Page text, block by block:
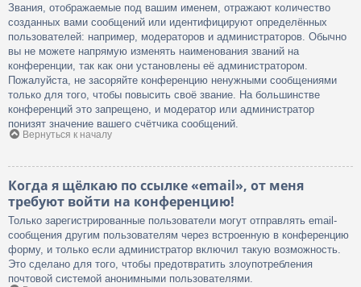
Звания, отображаемые под вашим именем, отражают количество
созданных вами сообщений или идентифицируют определённых
пользователей: например, модераторов и администраторов. Обычно
вы не можете напрямую изменять наименования званий на
конференции, так как они установлены её администратором.
Пожалуйста, не засоряйте конференцию ненужными сообщениями
только для того, чтобы повысить своё звание. На большинстве
конференций это запрещено, и модератор или администратор
понизят значение вашего счётчика сообщений.
Вернуться к началу
Когда я щёлкаю по ссылке «email», от меня
требуют войти на конференцию!
Только зарегистрированные пользователи могут отправлять email-
сообщения другим пользователям через встроенную в конференцию
форму, и только если администратор включил такую возможность.
Это сделано для того, чтобы предотвратить злоупотребления
почтовой системой анонимными пользователями.